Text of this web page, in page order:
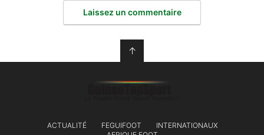
Laissez un commentaire
↑
ACTUALITÉ FEGUIFOOT
INTERNATIONAUX